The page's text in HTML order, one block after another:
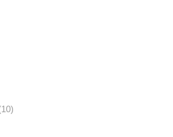
10